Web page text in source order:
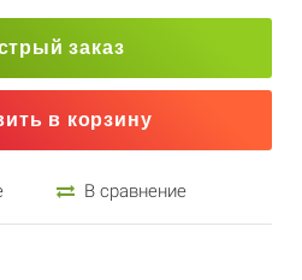
заказ
в корзину
В сравнение